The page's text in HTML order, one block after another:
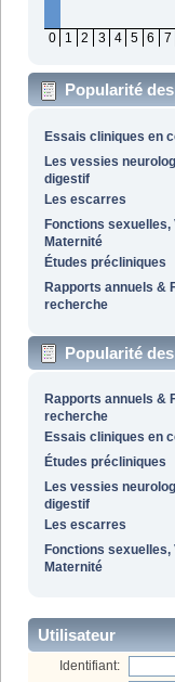
0 1 2 3 4 5 6 7
Popularité
Essais cliniques en
Les vessies
digestif
Les escarres
Fonctions sexuelles,
Maternité
Études précliniques
Rapports annuels &
recherche
Popularité
Rapports annuels &
recherche
Essais cliniques en
Études précliniques
Les vessies
digestif
Les escarres
Fonctions
Maternité
Utilisateur
Identifiant: